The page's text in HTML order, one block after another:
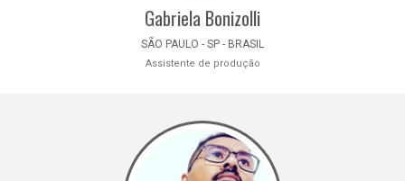
Gabriela Bonizolli
SÃO PAULO - SP - BRASIL
Assistente de produção